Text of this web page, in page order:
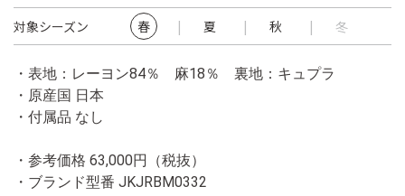
対象シーズン 春 夏 秋 冬
・表地：レーヨン84％ 麻18％ 裏地：キュプラ
・原産国 日本
・付属品 なし
・参考価格 63,000円（税抜）
・ブランド型番 JKJRBM0332